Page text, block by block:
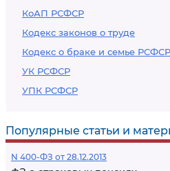
КоАП РСФСР
Кодекс законов о труде
Кодекс о браке и семье РСФСР
УК РСФСР
УПК РСФСР
Популярные статьи и
N 400-ФЗ от 28.12.2013